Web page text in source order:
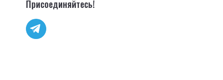
Присоединяйтесь!